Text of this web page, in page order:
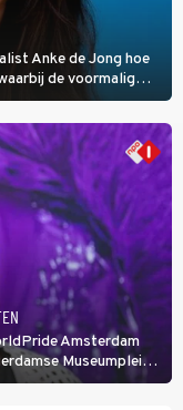
Anke de Jong hoe
de voormalig
Elle het samen met
en Marc-Marie
Amsterdam
Museumplein.
In de jaren 90